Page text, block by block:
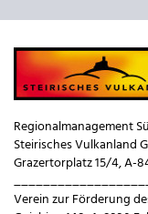
Regionalmanagement
Steirisches Vulkanland
Grazertorplatz 15/4, A-
Verein zur Förderung